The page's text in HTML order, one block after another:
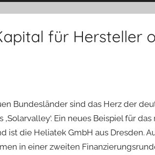
für Hersteller
Bundesländer sind das Herz der
Ein neues Beispiel für
ist die Heliatek GmbH aus Dresden.
in einer zweiten